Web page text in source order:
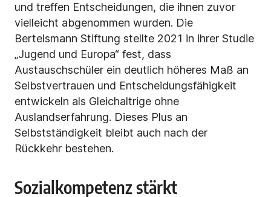
und treffen Entscheidungen, die ihnen zuvor
vielleicht abgenommen wurden. Die
Bertelsmann Stiftung stellte 2021 in ihrer Studie
„Jugend und Europa“ fest, dass
Austauschschüler ein deutlich höheres Maß an
Selbstvertrauen und Entscheidungsfähigkeit
entwickeln als Gleichaltrige ohne
Auslandserfahrung. Dieses Plus an
Selbstständigkeit bleibt auch nach der
Rückkehr bestehen.
Sozialkompetenz stärkt